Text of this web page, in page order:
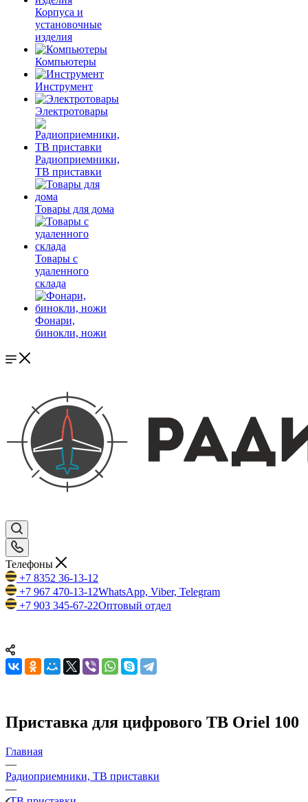
Корпуса и
установочные
изделия
Компьютеры
Инструмент
Электротовары
Радиоприемники,
ТВ приставки
Товары для дома
Товары с
удаленного
склада
Фонари,
бинокли, ножи
Телефоны
+7 8352 36-13-12
+7 967 470-13-12WhatsApp, Viber, Telegram
+7 903 345-67-22Оптовый отдел
Приставка для цифрового ТВ Oriel 100
Главная
—
Радиоприемники, ТВ приставки
—